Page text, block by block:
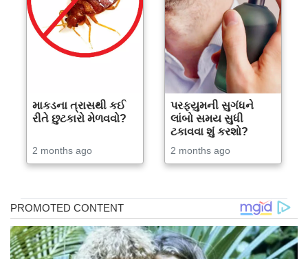
માકડના ત્રાસથી કઈ
રીતે છુટકારો મેળવવો?
2 months ago
પરફ્યુમની સુગંધને
લાંબો સમય સુધી
ટકાવવા શું કરશો?
2 months ago